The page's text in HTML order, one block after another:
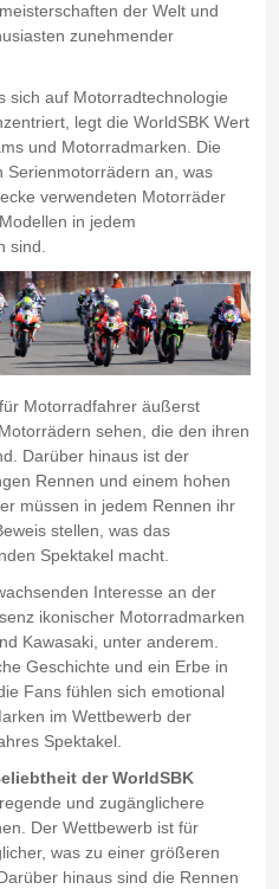
der Welt und
zunehmender
sich auf Motorradtechnologie
legt die WorldSBK Wert
und Motorradmarken. Die
Serienmotorrädern an, was
verwendeten Motorräder
in jedem
sind.
Motorradfahrer äußerst
sehen, die den ihren
Darüber hinaus ist der
Rennen und einem hohen
müssen in jedem Rennen ihr
stellen, was das
Spektakel macht.
Interesse an der
ikonischer Motorradmarken
Kawasaki, unter anderem.
Geschichte und ein Erbe in
Fans fühlen sich emotional
im Wettbewerb der
Spektakel.
der WorldSBK
und zugänglichere
Der Wettbewerb ist für
was zu einer größeren
hinaus sind die Rennen